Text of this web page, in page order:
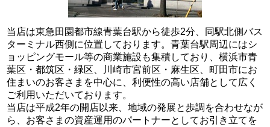
当店は東急田園都市線青葉台駅から徒歩2分、同駅北側バス
ターミナル西側に位置しております。青葉台駅周辺にはシ
ョッピングモール等の商業施設も集積しており、横浜市青
葉区・都筑区・緑区、川崎市宮前区・麻生区、町田市にお
住まいのお客さまを中心に、利便性の高い店舗として広く
ご利用いただいております。
当店は平成2年の開店以来、地域の発展と歩調を合わせなが
ら、お客さまの資産運用のパートナーとしてお引き立てを